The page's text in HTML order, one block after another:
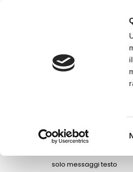
Via Piemonte 39/A
WhatsApp
solo messaggi testo